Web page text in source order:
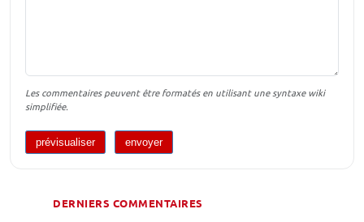
Les commentaires peuvent être formatés en utilisant une syntaxe wiki
simplifiée.
DERNIERS COMMENTAIRES